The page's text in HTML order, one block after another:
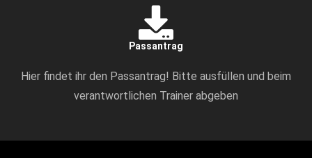
Passantrag
Hier findet ihr den Passantrag! Bitte ausfüllen und beim
verantwortlichen Trainer abgeben